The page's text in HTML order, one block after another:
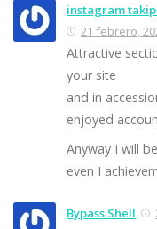
instagram
21 febrero,
Attractive
your site
and in
enjoyed
Anyway I will
even I
Bypass Shell